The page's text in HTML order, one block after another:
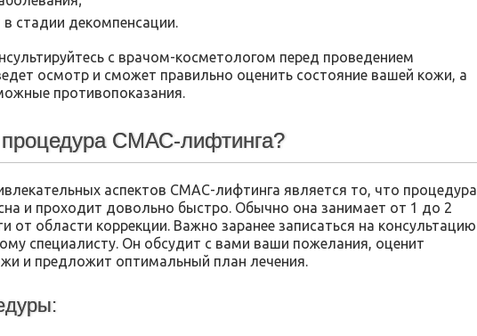
стадии декомпенсации.
с врачом-косметологом перед проведением
осмотр и сможет правильно оценить состояние вашей кожи, а
противопоказания.
процедура СМАС-лифтинга?
аспектов СМАС-лифтинга является то, что процедура
и проходит довольно быстро. Обычно она занимает от 1 до 2
от области коррекции. Важно заранее записаться на консультацию
специалисту. Он обсудит с вами ваши пожелания, оценит
и предложит оптимальный план лечения.